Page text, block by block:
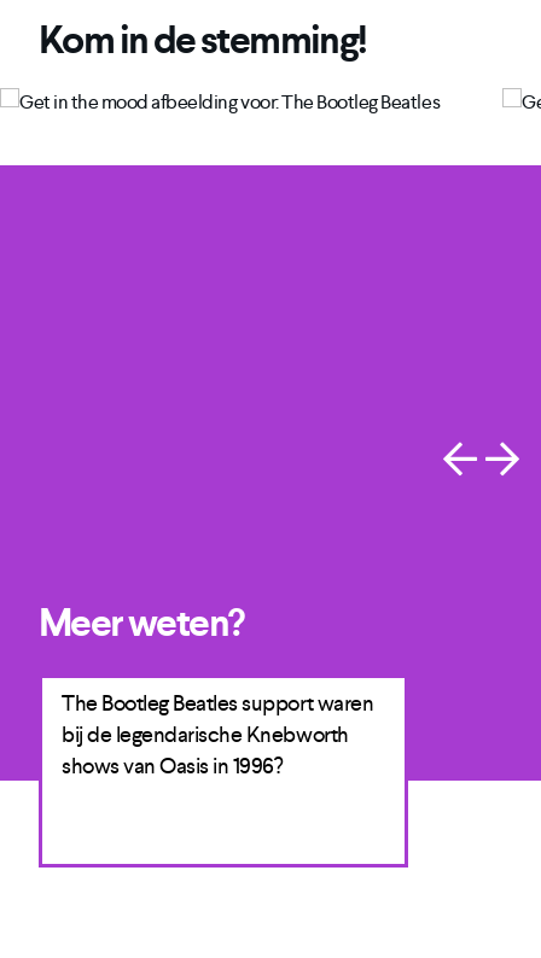
Kom in de stemming!
Meer weten?
The Bootleg Beatles support waren
bij de legendarische Knebworth
shows van Oasis in 1996?